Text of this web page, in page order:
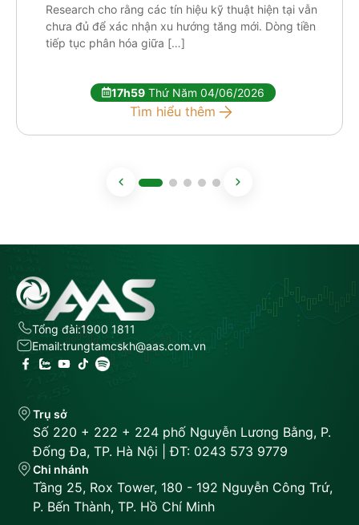
Research cho rằng các tín hiệu kỹ thuật hiện tại vẫn
chưa đủ để xác nhận xu hướng tăng mới. Dòng tiền
tiếp tục phân hóa giữa […]
17h59Thứ Năm 04/06/2026
Tìm hiểu thêm
Tổng đài:1900 1811
Email:trungtamcskh@aas.com.vn
Trụ sở
Số 220 + 222 + 224 phố Nguyễn Lương Bằng, P.
Đống Đa, TP. Hà Nội | ĐT: 0243 573 9779
Chi nhánh
Tầng 25, Rox Tower, 180 - 192 Nguyễn Công Trứ,
P. Bến Thành, TP. Hồ Chí Minh